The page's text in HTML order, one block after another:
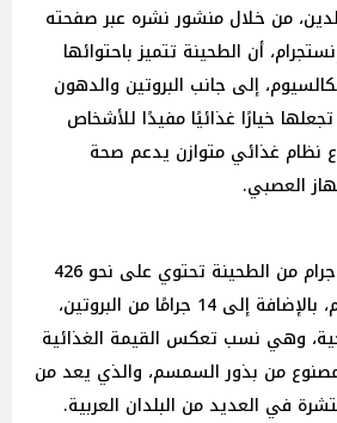
من خلال منشور نشره عبر صفحته
أن الطحينة تتميز باحتوائها
إلى جانب البروتين والدهون
خيارًا غذائيًا مفيدًا للأشخاص
نظام غذائي متوازن يدعم صحة
العصبي.
وأشار إلى أن كل 100 جرام من الطحينة تحتوي على نحو 426
ملليجرامًا من الكالسيوم، بالإضافة إلى 14 جرامًا من البروتين،
وهي نسب تعكس القيمة الغذائية
من بذور السمسم، والذي يعد من
في العديد من البلدان العربية.